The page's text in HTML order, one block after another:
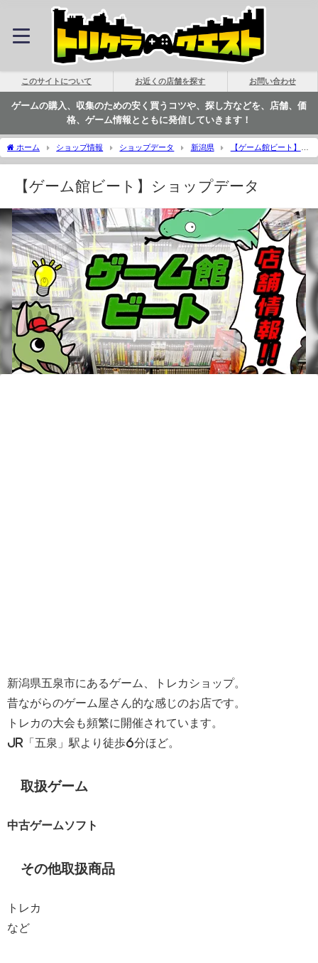
このサイトについて お近くの店舗を探す お問い合わせ
ゲームの購入、収集のための安く買うコツや、探し方などを、店舗、価
格、ゲーム情報とともに発信していきます！
ホーム ショップ情報 ショップデータ 新潟県
【ゲーム館ビート】シ
ョップデータ | トリケラクエスト
【ゲーム館ビート】ショップデータ
新潟県五泉市にあるゲーム、トレカショップ。
昔ながらのゲーム屋さん的な感じのお店です。
トレカの大会も頻繁に開催されています。
JR「五泉」駅より徒歩6分ほど。
取扱ゲーム
中古ゲームソフト
その他取扱商品
トレカ
など